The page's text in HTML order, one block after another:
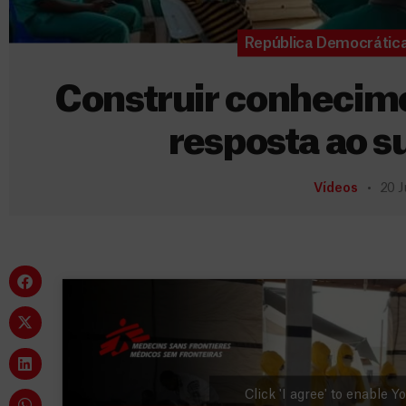
República
Construir
resposta ao
Vídeos 20
Click 'I agree' to enable